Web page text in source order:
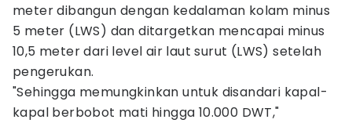
meter dibangun dengan kedalaman kolam minus
5 meter (LWS) dan ditargetkan mencapai minus
10,5 meter dari level air laut surut (LWS) setelah
pengerukan.
"Sehingga memungkinkan untuk disandari kapal-
kapal berbobot mati hingga 10.000 DWT,"